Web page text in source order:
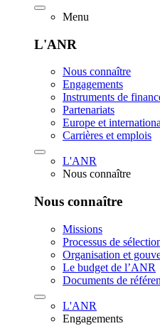
Menu
L'ANR
Nous connaître
Engagements
Instruments de
Partenariats
Europe et
Carrières et emplois
L'ANR
Nous connaître
Nous connaître
Missions
Processus de
Organisation et
Le budget de l’ANR
Documents de
L'ANR
Engagements